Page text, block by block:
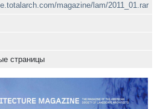
magazine/lam/2011_01.rar
страницы